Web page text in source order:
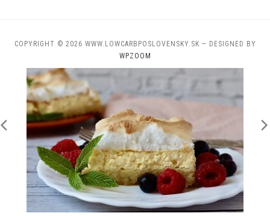
COPYRIGHT © 2026 WWW.LOWCARBPOSLOVENSKY.SK — DESIGNED BY
WPZOOM